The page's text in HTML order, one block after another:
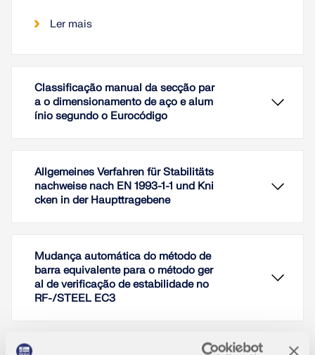
Ler mais
Classificação manual da secção par
a o dimensionamento de aço e alum
ínio segundo o Eurocódigo
cada barra e caso de carga é determinada
Allgemeines Verfahren für Stabilitäts
nachweise nach EN 1993-1-1 und Kni
cken in der Haupttragebene
Mudança automática do método de
barra equivalente para o método ger
al de verificação de estabilidade no
RF-/STEEL EC3